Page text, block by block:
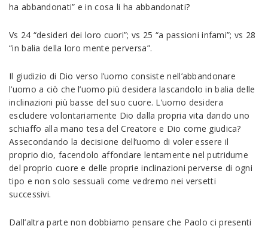
ha abbandonati” e in cosa li ha abbandonati?
Vs 24 “desideri dei loro cuori”; vs 25 “a passioni infami”; vs 28
“in balia della loro mente perversa”.
Il giudizio di Dio verso l’uomo consiste nell’abbandonare
l’uomo a ciò che l’uomo più desidera lascandolo in balia delle
inclinazioni più basse del suo cuore. L’uomo desidera
escludere volontariamente Dio dalla propria vita dando uno
schiaffo alla mano tesa del Creatore e Dio come giudica?
Assecondando la decisione dell’uomo di voler essere il
proprio dio, facendolo affondare lentamente nel putridume
del proprio cuore e delle proprie inclinazioni perverse di ogni
tipo e non solo sessuali come vedremo nei versetti
successivi.
Dall’altra parte non dobbiamo pensare che Paolo ci presenti